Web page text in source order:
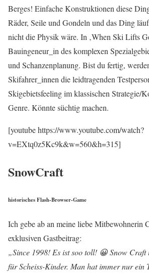
Berges! Einfache Konstruktionen diese
Räder, Seile und Gondeln und das Ding
nicht die Physik wäre. In ‚When Ski Lifts
Bauingeneur_in des komplexen
und Schanzenplanung. Bist du fertig,
Skifahrer_innen die leidtragenden
Skigebietsfeeling im klassischen Strategie/
Genre. Könnte süchtig machen.
[youtube https://www.youtube.com/watch?
v=EXtq0z5Kc9k&w=560&h=315]
SnowCraft
historisches Flash-Browser-Game
Ich gebe ab an meine liebe Mitbewohnerin
exklusiven Gastbeitrag:
„Since 1998! Es ist soo toll! 😀 Snow Craft
für Scheiss-Kinder. Man hat immer nur ein